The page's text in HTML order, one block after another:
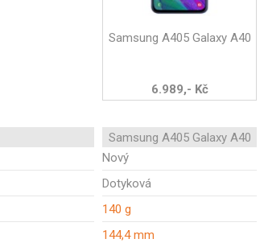
Samsung A405 Galaxy A40
6.989,- Kč
Samsung A405 Galaxy A40
Nový
Dotyková
140 g
144,4 mm